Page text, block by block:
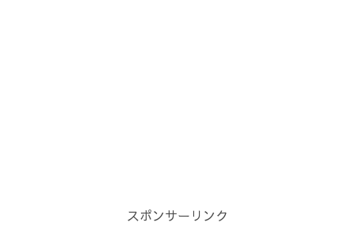
スポンサーリンク